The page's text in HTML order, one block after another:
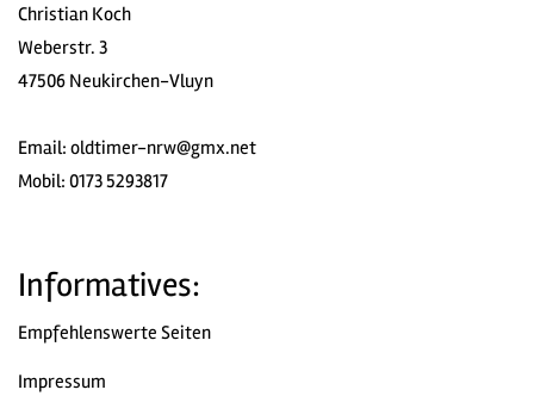
Christian Koch
Weberstr. 3
47506 Neukirchen-Vluyn
Email: oldtimer-nrw@gmx.net
Mobil: 0173 5293817
Informatives:
Empfehlenswerte Seiten
Impressum